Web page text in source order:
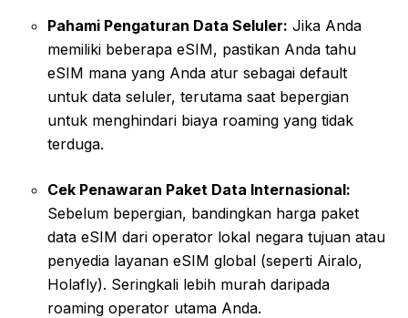
Pahami Pengaturan Data Seluler: Jika Anda
memiliki beberapa eSIM, pastikan Anda tahu
eSIM mana yang Anda atur sebagai default
untuk data seluler, terutama saat bepergian
untuk menghindari biaya roaming yang tidak
terduga.
Cek Penawaran Paket Data Internasional:
Sebelum bepergian, bandingkan harga paket
data eSIM dari operator lokal negara tujuan atau
penyedia layanan eSIM global (seperti Airalo,
Holafly). Seringkali lebih murah daripada
roaming operator utama Anda.